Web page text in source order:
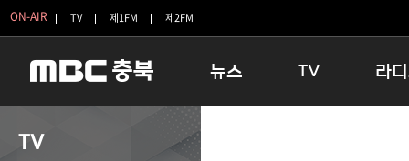
ON-AIR TV 제1FM 제2FM
뉴스 TV 라
TV